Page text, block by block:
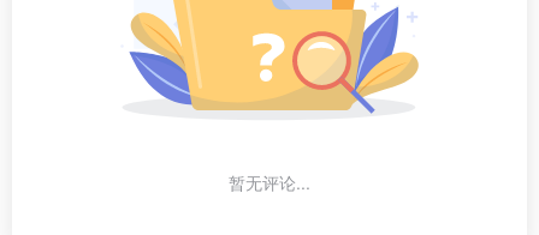
暂无评论...